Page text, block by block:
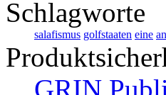
Schlagworte
salafismus golfstaaten eine
GRIN